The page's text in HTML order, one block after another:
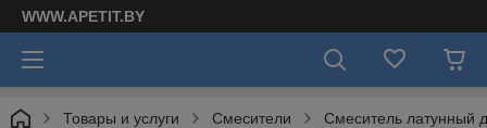
WWW.APETIT.BY
Товары и услуги Смесители Смеситель латунный